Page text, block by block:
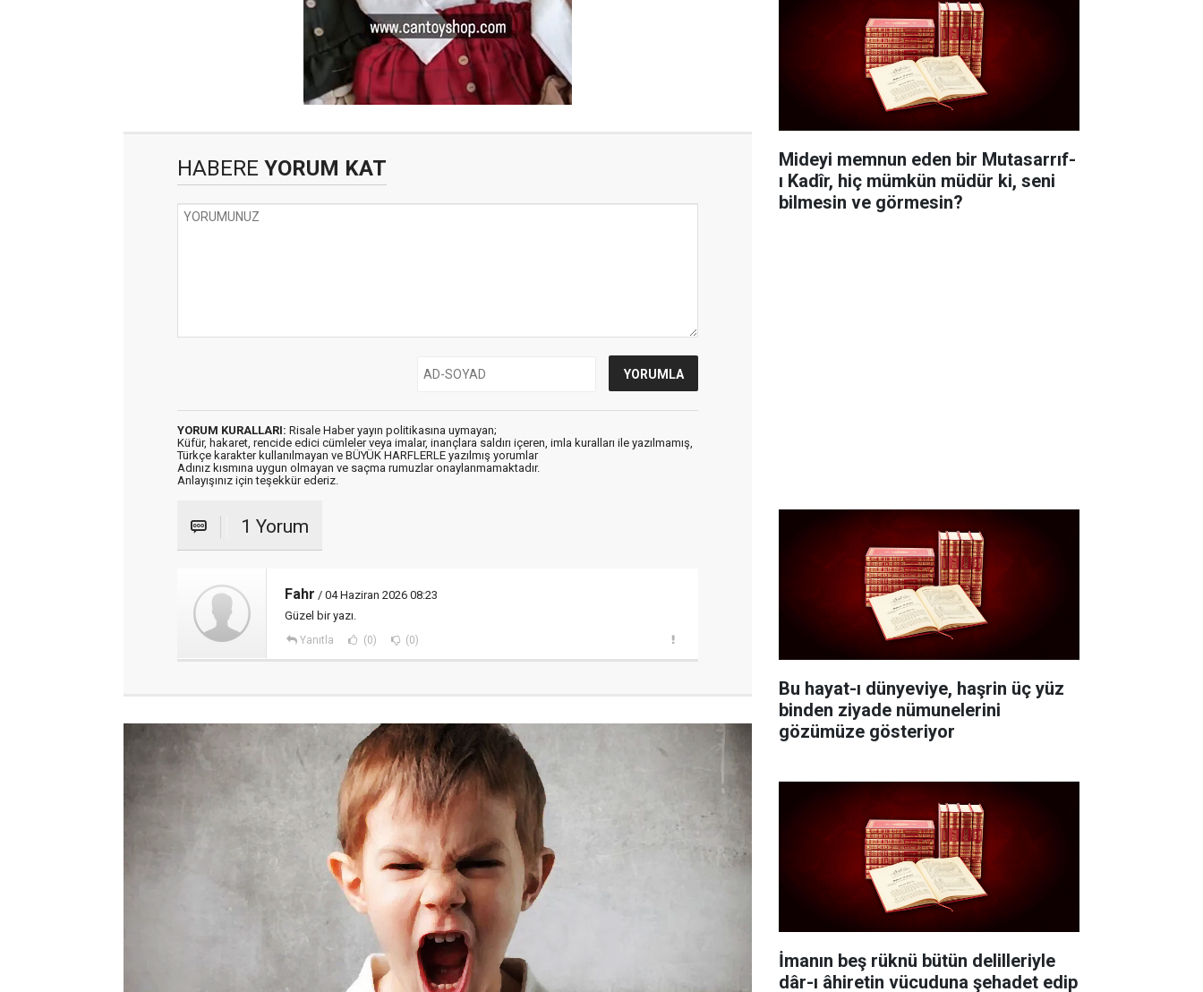
HABERE YORUM KAT
YORUM KURALLARI: Risale Haber yayın politikasına uymayan;
Küfür, hakaret, rencide edici cümleler veya imalar, inançlara saldırı içeren, imla kuralları ile yazılmamış,
Türkçe karakter kullanılmayan ve BÜYÜK HARFLERLE yazılmış yorumlar
Adınız kısmına uygun olmayan ve saçma rumuzlar onaylanmamaktadır.
Anlayışınız için teşekkür ederiz.
1 Yorum
Fahr / 04 Haziran 2026 08:23
Güzel bir yazı.
Yanıtla (0) (0)
Mideyi memnun eden bir Mutasarrıf-
ı Kadîr, hiç mümkün müdür ki, seni
bilmesin ve görmesin?
Bu hayat-ı dünyeviye, haşrin üç yüz
binden ziyade nümunelerini
gözümüze gösteriyor
İmanın beş rüknü bütün delilleriyle
dâr-ı âhiretin vücuduna şehadet edip